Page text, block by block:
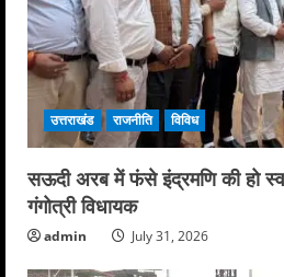
उत्तराखंड राजनीति विविध
सऊदी अरब में फंसे इंद्रमणि की हो
गंगोत्री विधायक
admin July 31, 2026